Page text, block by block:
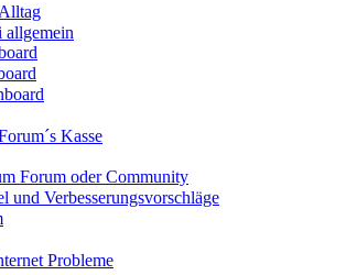
Kasse
Forum oder Community
Verbesserungsvorschläge
Probleme